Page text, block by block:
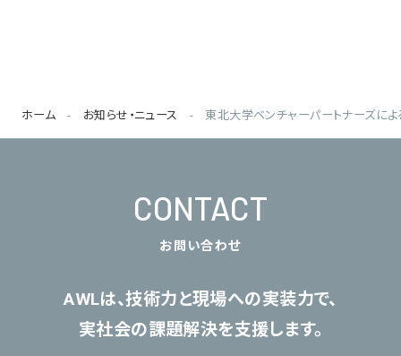
ホーム お知らせ・ニュース 東北大学ベンチャーパートナーズに
CONTACT
お問い合わせ
AWLは、技術力と現場への実装力で、
実社会の課題解決を支援します。